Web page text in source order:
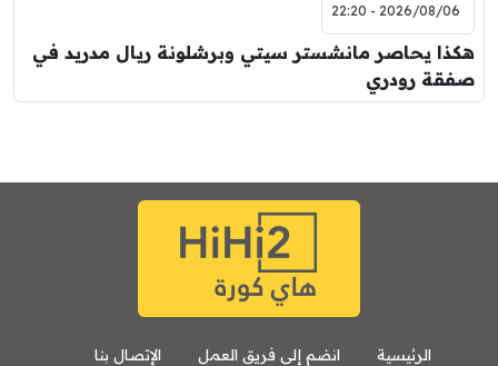
2026/08/06 - 22:20
هكذا يحاصر مانشستر سيتي وبرشلونة ريال مدريد في
صفقة رودري
الرئيسية انضم إلى فريق العمل الإتصال بنا